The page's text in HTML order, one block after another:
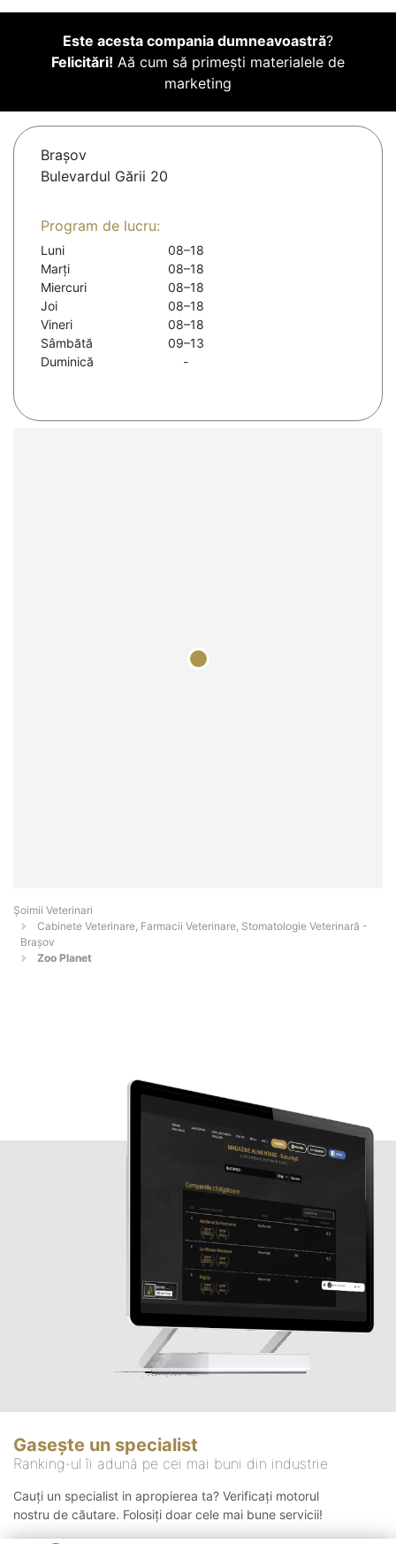
Este acesta compania dumneavoastră?
Felicitări! Aă cum să primești materialele de
marketing
Braşov
Bulevardul Gării 20
Program de lucru:
Luni
08–18
Marți
08–18
Miercuri
08–18
Joi
08–18
Vineri
08–18
Sâmbătă
09–13
Duminică
-
Șoimii Veterinari
Cabinete Veterinare, Farmacii Veterinare, Stomatologie Veterinară -
Braşov
Zoo Planet
Gasește un specialist
Ranking-ul îi adună pe cei mai buni din industrie
Cauți un specialist in apropierea ta? Verificați motorul
nostru de căutare. Folosiți doar cele mai bune servicii!